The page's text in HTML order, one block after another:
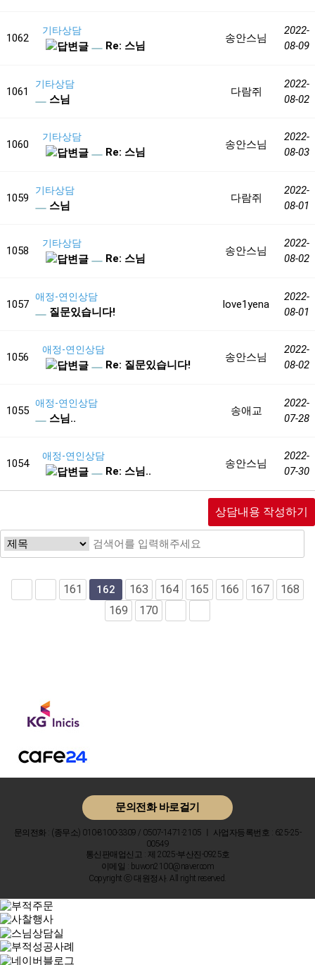
1062
기타상담
Re: 스님
송안스님
2022-
08-09
1061
기타상담
스님
다람쥐
2022-
08-02
1060
기타상담
Re: 스님
송안스님
2022-
08-03
1059
기타상담
스님
다람쥐
2022-
08-01
1058
기타상담
Re: 스님
송안스님
2022-
08-02
1057
애정-연인상담
질문있습니다!
love1yena
2022-
08-01
1056
애정-연인상담
Re: 질문있습니다!
송안스님
2022-
08-02
1055
애정-연인상담
스님..
송애교
2022-
07-28
1054
애정-연인상담
Re: 스님..
송안스님
2022-
07-30
상담내용 작성하기
161 162 163 164 165 166 167
168
169
170
문의전화 바로걸기
문의전화 : (종무소) 010-8100-3309 / 0507-1471-2105 ㅣ 사업자등록번호 : 625-25-
00549
통신판매업신고 : 제 2025-부산진-0925호
이메일 : buwon2100@naver.com
Copyright ⓒ 대원정사. All right reserved.